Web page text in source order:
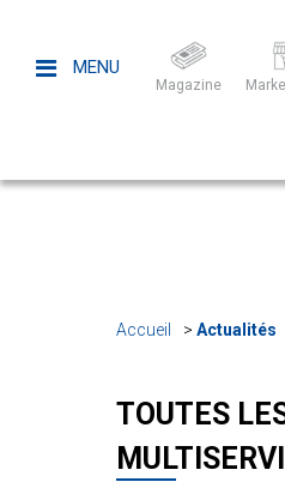
MENU
Magazine
Accueil Actualités
TOUTES